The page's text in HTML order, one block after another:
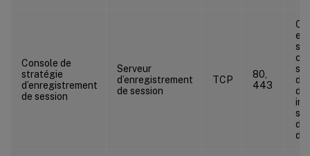
Console de
stratégie
d’enregistrement
de session
Serveur
d’enregistrement
de session
TCP
80,
443
de
de